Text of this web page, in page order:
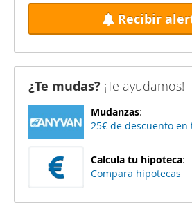
Recibir
¿Te mudas? ¡Te ayudamos!
Mudanzas:
25€ de descuento en
Calcula tu hipoteca:
Compara hipotecas